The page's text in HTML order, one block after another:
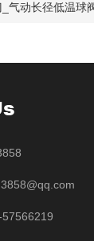
气动长径低温球